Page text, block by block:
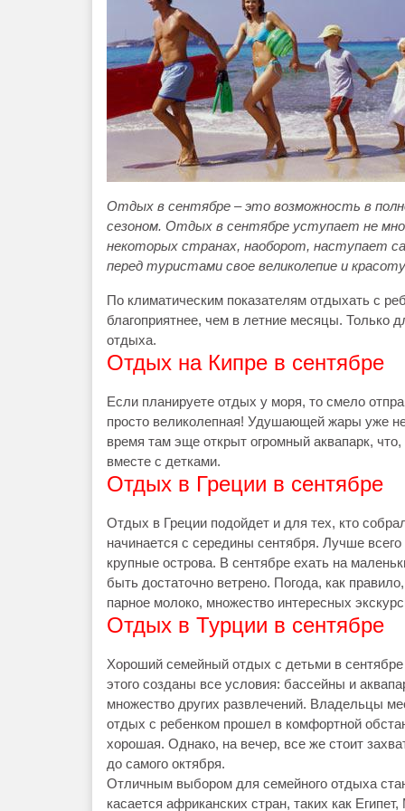
Отдых в сентябре – это возможность в
сезоном. Отдых в сентябре уступает не
некоторых странах, наоборот, наступает
перед туристами свое великолепие и
По климатическим показателям отдыхать с
благоприятнее, чем в летние месяцы. Только
отдыха.
Отдых на Кипре в сентябре
Если планируете отдых у моря, то смело
просто великолепная! Удушающей жары уже
время там эще открыт огромный аквапарк,
вместе с детками.
Отдых в Греции в сентябре
Отдых в Греции подойдет и для тех, кто
начинается с середины сентября. Лучше
крупные острова. В сентябре ехать на
быть достаточно ветрено. Погода, как
парное молоко, множество интересных
Отдых в Турции в сентябре
Хороший семейный отдых с детьми в
этого созданы все условия: бассейны и
множество других развлечений. Владельцы
отдых с ребенком прошел в комфортной
хорошая. Однако, на вечер, все же стоит
до самого октября.
Отличным выбором для семейного отдыха
касается африканских стран, таких как